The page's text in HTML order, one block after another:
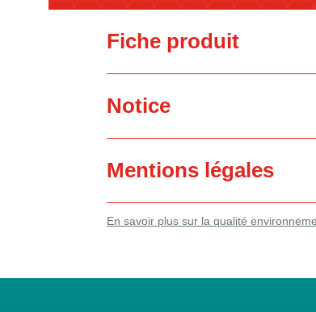
Fiche produit
Notice
Mentions légales
En savoir plus sur la qualité